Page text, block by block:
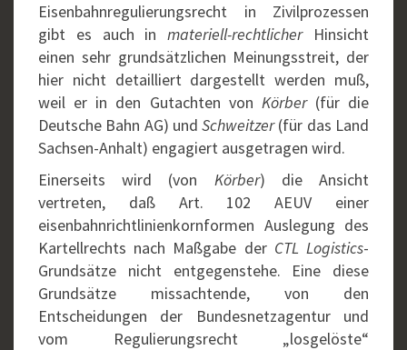
Eisenbahnregulierungsrecht in Zivilprozessen
gibt es auch inmateriell-rechtlicherHinsicht
einen sehr grundsätzlichen Meinungsstreit, der
hier nicht detailliert dargestellt werden muß,
weil er in den Gutachten von Körber(für die
Deutsche Bahn AG) undSchweitzer(für das Land
Sachsen-Anhalt) engagiert ausgetragen wird.
Einerseits wird (von Körber) die Ansicht
vertreten, daß Art. 102 AEUV einer
eisenbahnrichtlinienkornformen Auslegung des
Kartellrechts nach Maßgabe der CTL Logistics-
Grundsätze nicht entgegenstehe. Eine diese
Grundsätze missachtende, von den
Entscheidungen der Bundesnetzagentur und
vom Regulierungsrecht „losgelöste“